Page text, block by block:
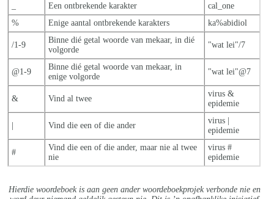
Een ontbrekende karakter
cal_one
%
Enige aantal ontbrekende karakters ka%abidiol
/1-9
Binne dié getal woorde van mekaar, in dié
volgorde
"wat lei"/7
@1-9
Binne dié getal woorde van mekaar, in
enige volgorde
"wat lei"@7
& Vind al twee
virus &
epidemie
Vind die een of die ander
virus |
epidemie
#
Vind die een of die ander, maar nie al twee
nie
virus #
epidemie
Hierdie woordeboek is aan geen ander woordeboekprojek verbonde nie en